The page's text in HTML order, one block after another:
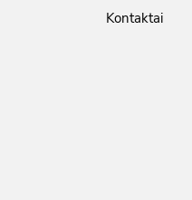
Kontaktai